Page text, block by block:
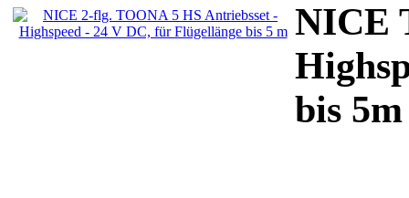
NICE
bis 5m